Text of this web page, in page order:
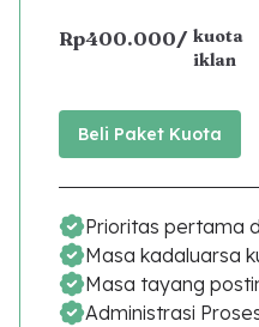
Rp400.000/ kuota
iklan
Beli Paket Kuota
Prioritas pertama
Masa kadaluarsa
Masa tayang
Administrasi